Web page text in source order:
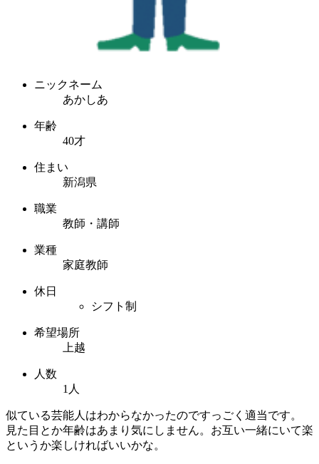
ニックネーム
あかしあ
年齢
40才
住まい
新潟県
職業
教師・講師
業種
家庭教師
休日
シフト制
希望場所
上越
人数
1人
似ている芸能人はわからなかったのですっごく適当です。
見た目とか年齢はあまり気にしません。お互い一緒にいて楽
というか楽しければいいかな。